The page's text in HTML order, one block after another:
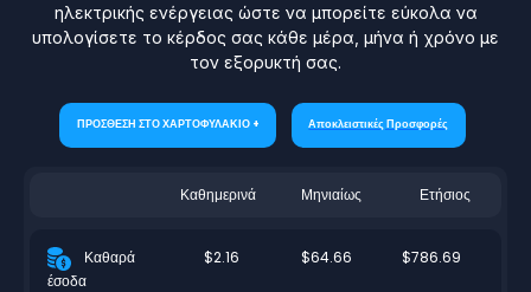
ηλεκτρικής ενέργειας ώστε να μπορείτε εύκολα να
υπολογίσετε το κέρδος σας κάθε μέρα, μήνα ή χρόνο με
τον εξορυκτή σας.
ΠΡΟΣΘΕΣΗ ΣΤΟ ΧΑΡΤΟΦΥΛΑΚΙΟ + Αποκλειστικές Προσφορές
Καθημερινά Μηνιαίως Ετήσιος
Καθαρά
έσοδα
$2.16 $64.66 $786.69